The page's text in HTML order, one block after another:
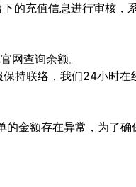
的充值信息进行审核，
网查询余额。
持联络，我们24小时在
金额存在异常，为了